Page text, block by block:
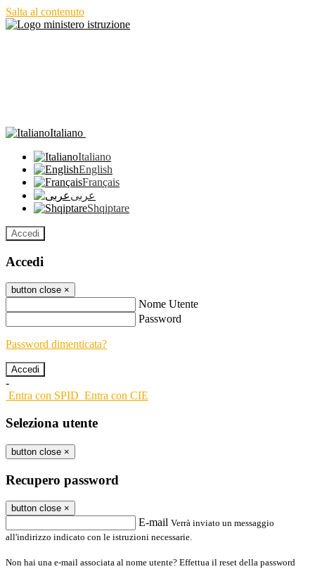
Salta al contenuto
Italiano
Italiano
English
Français
عربى
Shqiptare
Accedi
Accedi
button close ×
Nome Utente
Password
Password dimenticata?
-
Entra con SPID Entra con CIE
Seleziona utente
button close ×
Recupero password
button close ×
E-mail Verrà inviato un messaggio
all'indirizzo indicato con le istruzioni necessarie.
Non hai una e-mail associata al nome utente? Effettua il reset della password